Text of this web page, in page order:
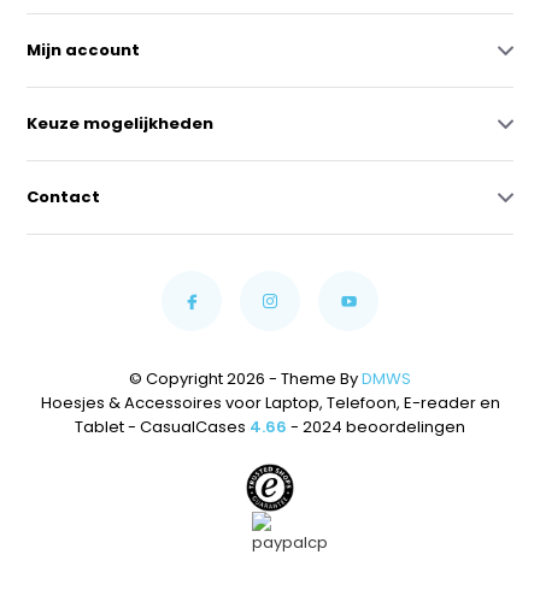
Mijn account
Keuze mogelijkheden
Contact
© Copyright 2026 - Theme ByDMWS
Hoesjes & Accessoires voor Laptop, Telefoon, E-reader en
Tablet - CasualCases 4.66 - 2024 beoordelingen